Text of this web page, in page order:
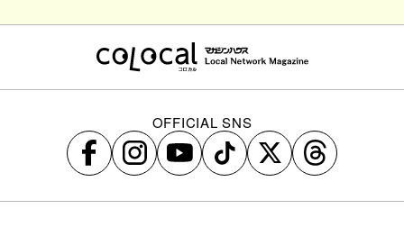
OFFICIAL SNS